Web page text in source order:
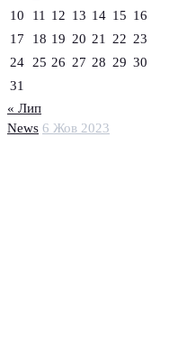
News 6 Жов 2023
10
11 12 13 14 15 16
17
18 19 20 21 22 23
24
25 26 27 28 29 30
31
« Лип